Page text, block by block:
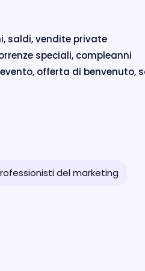
saldi, vendite private
speciali, compleanni
offerta di benvenuto,
del marketing